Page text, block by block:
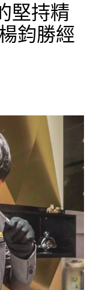
堅持精
鈞勝經